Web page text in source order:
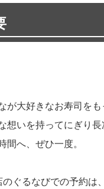
きなお寿司をもっ
持ってにぎり長次
、ぜひ一度。
なびでの予約は、お